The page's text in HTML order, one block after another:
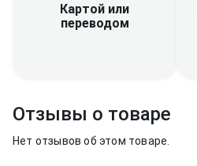
Картой или
переводом
Отзывы о товаре
Нет отзывов об этом товаре.